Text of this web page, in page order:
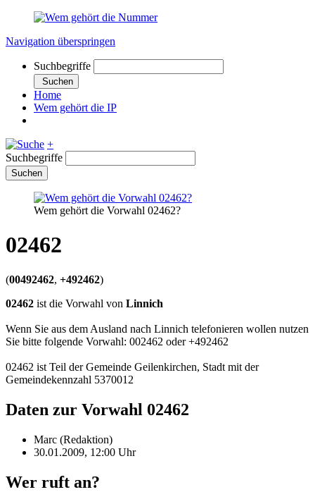
Navigation überspringen
Suchbegriffe
Suchen
Home
Wem gehört die IP
+
Suchbegriffe
Suchen
Wem gehört die Vorwahl 02462?
02462
(00492462, +492462)
02462 ist die Vorwahl von Linnich
Wenn Sie aus dem Ausland nach Linnich telefonieren wollen nutzen
Sie bitte folgende Vorwahl: 002462 oder +492462
02462 ist Teil der Gemeinde Geilenkirchen, Stadt mit der
Gemeindekennzahl 5370012
Daten zur Vorwahl 02462
Marc (Redaktion)
30.01.2009, 12:00 Uhr
Wer ruft an?